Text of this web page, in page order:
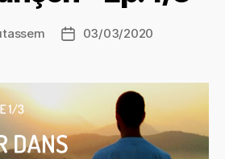
Date03/03/2020